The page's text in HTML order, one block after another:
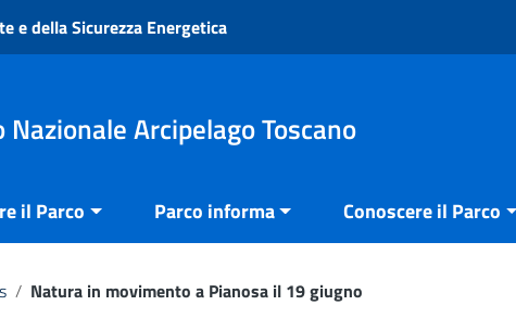
e della Sicurezza Energetica
Nazionale Arcipelago Toscano
il Parco Parco informa Conoscere il Parco
/ Natura in movimento a Pianosa il 19 giugno